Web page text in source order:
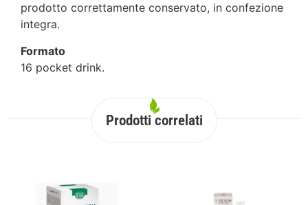
prodotto correttamente conservato, in confezione
integra.
Formato
16 pocket drink.
Prodotti correlati